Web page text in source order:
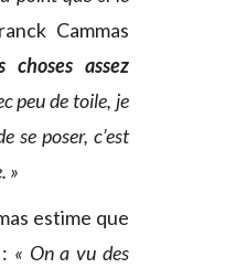
Cammas
assez
peu de toile, je
se poser, c’est
»
estime que
« On a vu des